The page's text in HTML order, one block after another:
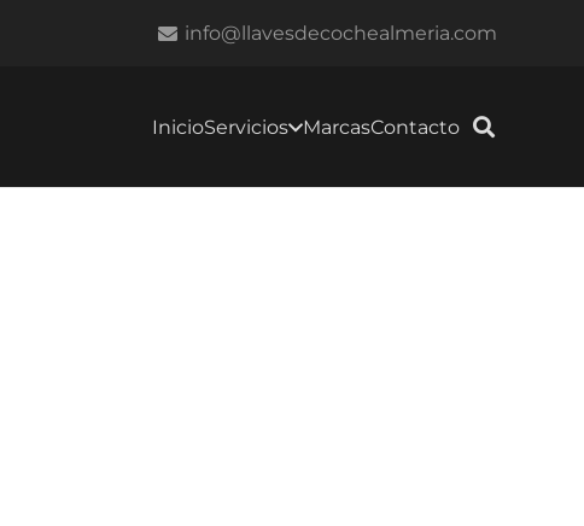
info@llavesdecochealmeria.com
InicioServicios MarcasContacto